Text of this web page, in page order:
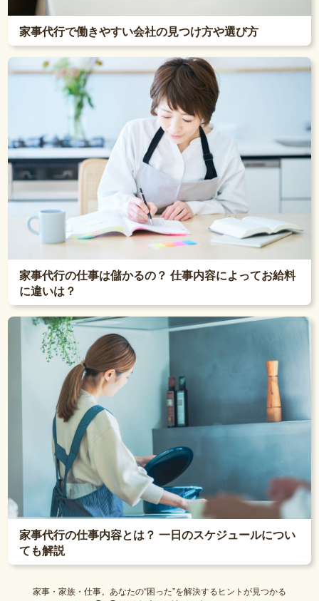
家事代行で働きやすい会社の見つけ方や選び方
家事代行の仕事は儲かるの？ 仕事内容によってお給料
に違いは？
家事代行の仕事内容とは？ 一日のスケジュールについ
ても解説
家事・家族・仕事。あなたの“困った”を解決するヒントが見つかる